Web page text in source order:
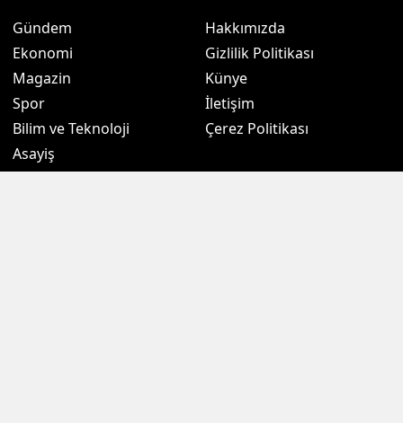
Gündem
Ekonomi
Magazin
Spor
Bilim ve Teknoloji
Asayiş
Eğitim
Hakkımızda
Gizlilik Politikası
Künye
İletişim
Çerez Politikası